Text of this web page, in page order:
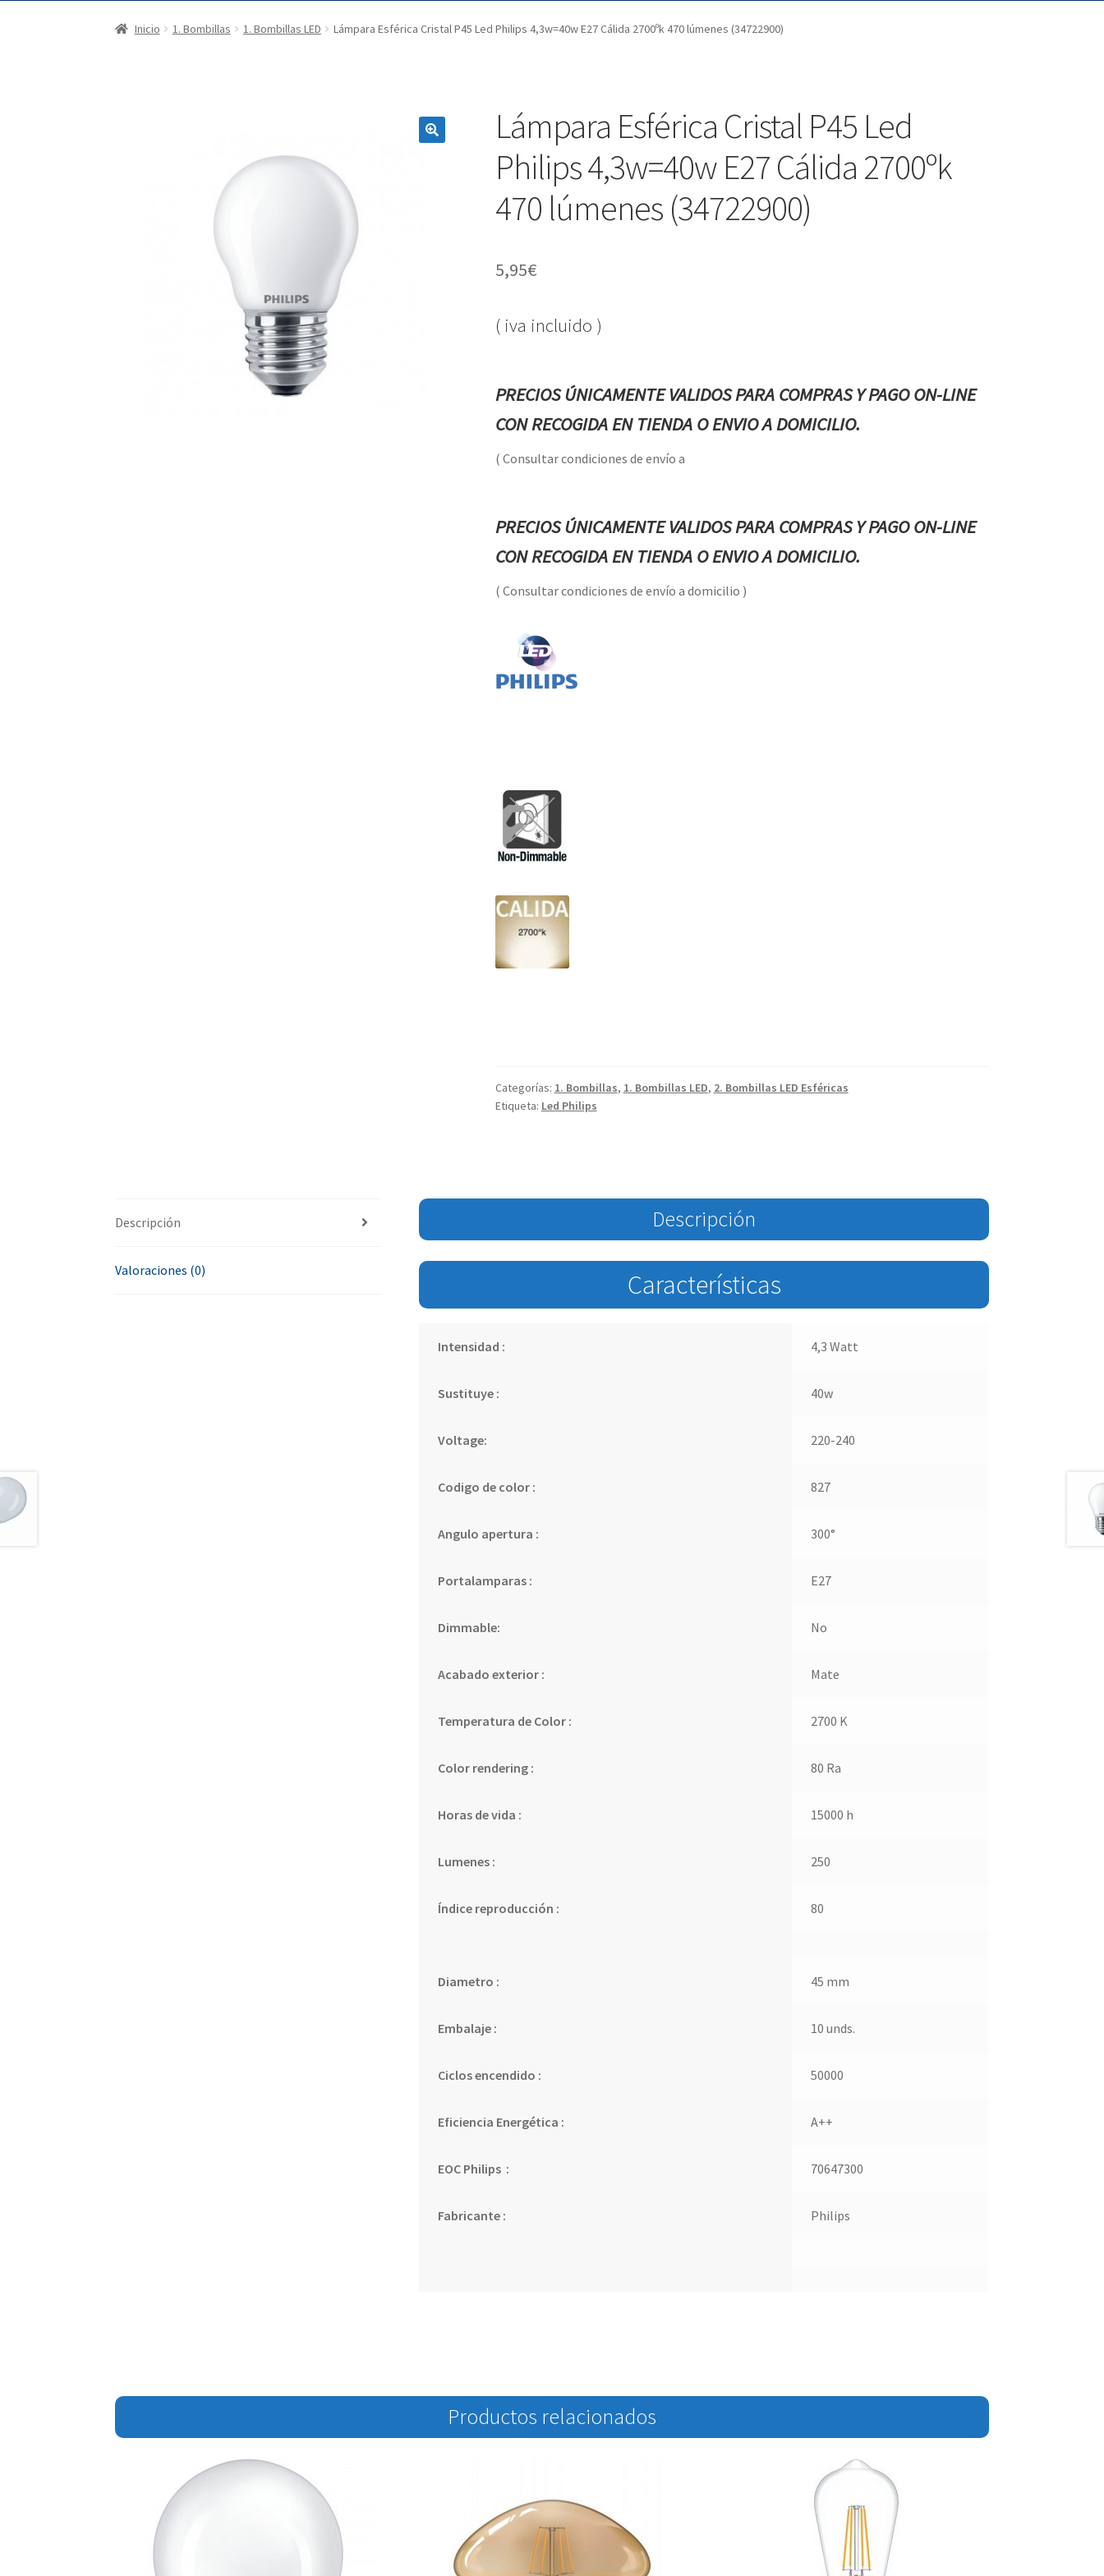
Inicio 1. Bombillas 1. Bombillas LED Lámpara Esférica Cristal P45 Led Philips 4,3w=40w E27 Cálida 2700ºk 470 lúmenes (34722900)
Lámpara Esférica Cristal P45 Led
Philips 4,3w=40w E27 Cálida 2700ºk
470 lúmenes (34722900)
5,95€
( iva incluido )
PRECIOS ÚNICAMENTE VALIDOS PARA COMPRAS Y PAGO ON-LINE
CON RECOGIDA EN TIENDA O ENVIO A DOMICILIO.
( Consultar condiciones de envío a
PRECIOS ÚNICAMENTE VALIDOS PARA COMPRAS Y PAGO ON-LINE
CON RECOGIDA EN TIENDA O ENVIO A DOMICILIO.
( Consultar condiciones de envío a domicilio )
Categorías: 1. Bombillas, 1. Bombillas LED, 2. Bombillas LED Esféricas
Etiqueta: Led Philips
Descripción
Valoraciones (0)
Descripción
Características
Intensidad : 4,3 Watt
Sustituye : 40w
Voltage: 220-240
Codigo de color : 827
Angulo apertura : 300°
Portalamparas : E27
Dimmable: No
Acabado exterior : Mate
Temperatura de Color : 2700 K
Color rendering : 80 Ra
Horas de vida : 15000 h
Lumenes : 250
Índice reproducción : 80
Diametro : 45 mm
Embalaje : 10 unds.
Ciclos encendido : 50000
Eficiencia Energética : A++
EOC Philips : 70647300
Fabricante : Philips
Productos relacionados